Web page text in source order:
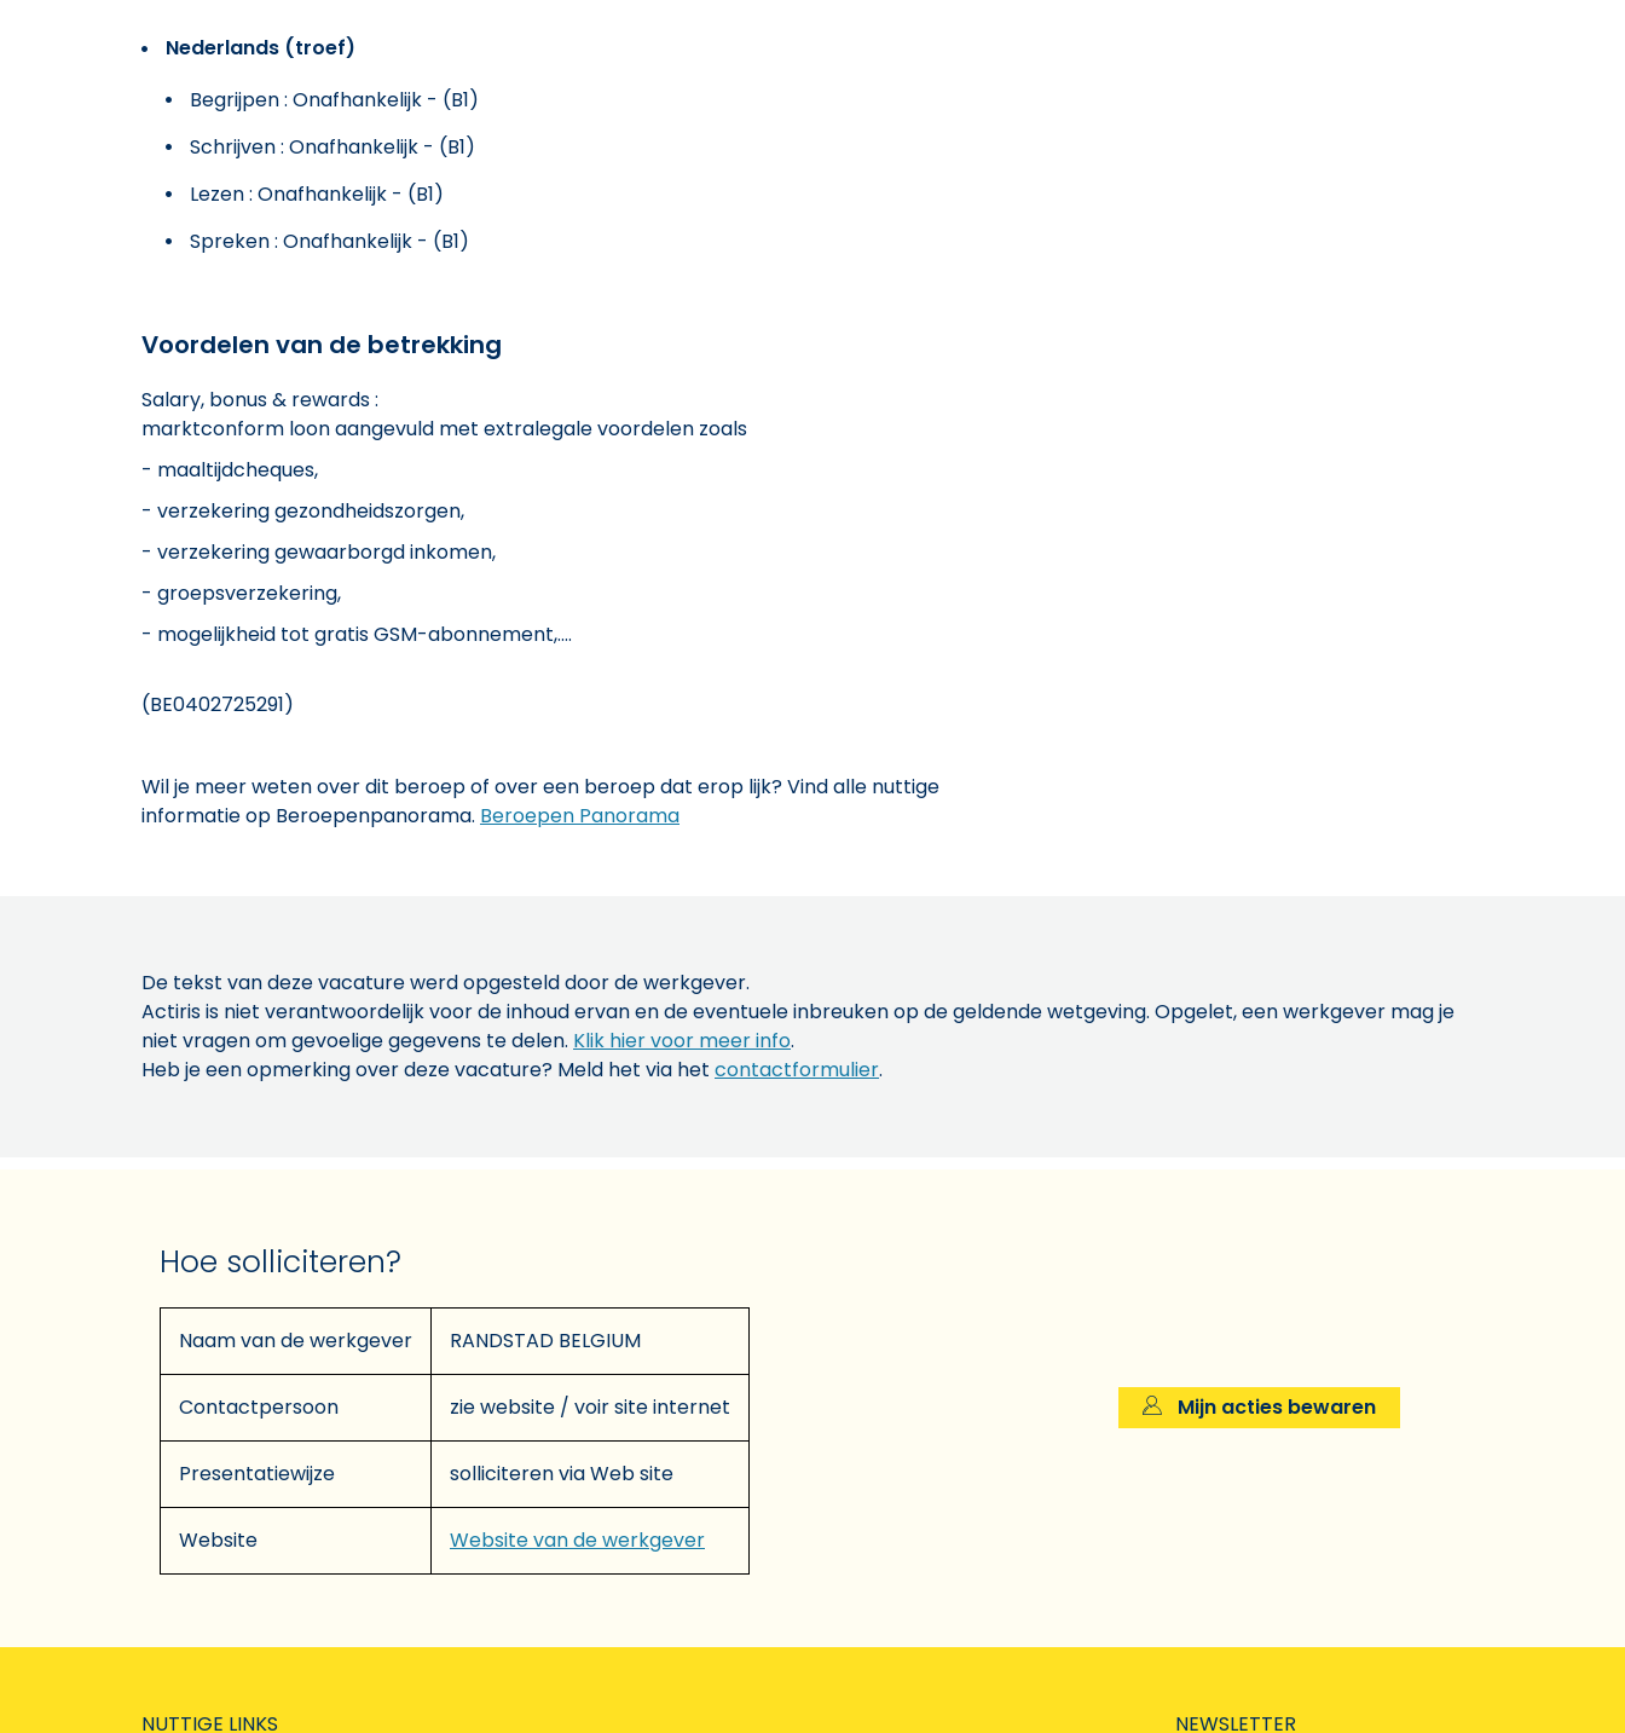
Nederlands (troef)
Begrijpen : Onafhankelijk - (B1)
Schrijven : Onafhankelijk - (B1)
Lezen : Onafhankelijk - (B1)
Spreken : Onafhankelijk - (B1)
Voordelen van de betrekking
Salary, bonus & rewards :
marktconform loon aangevuld met extralegale voordelen zoals
- maaltijdcheques,
- verzekering gezondheidszorgen,
- verzekering gewaarborgd inkomen,
- groepsverzekering,
- mogelijkheid tot gratis GSM-abonnement,....
(BE0402725291)
Wil je meer weten over dit beroep of over een beroep dat erop lijk? Vind alle nuttige
informatie op Beroepenpanorama. Beroepen Panorama
De tekst van deze vacature werd opgesteld door de werkgever.
Actiris is niet verantwoordelijk voor de inhoud ervan en de eventuele inbreuken op de geldende wetgeving. Opgelet, een werkgever mag je
niet vragen om gevoelige gegevens te delen. Klik hier voor meer info.
Heb je een opmerking over deze vacature? Meld het via het contactformulier.
Hoe solliciteren?
Naam van de werkgever RANDSTAD BELGIUM
Contactpersoon zie website / voir site internet
Presentatiewijze solliciteren via Web site
Website Website van de werkgever
Mijn acties bewaren
NUTTIGE LINKS NEWSLETTER